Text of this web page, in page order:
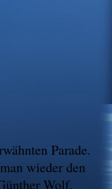
Parade.
wieder den
Wolf.